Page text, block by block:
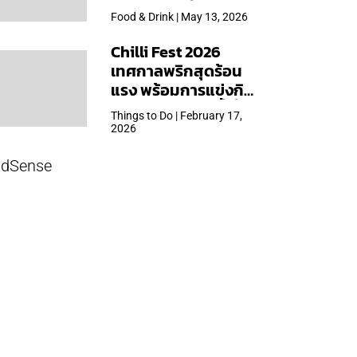
ใหญ่สุดเท่าที่เคยจัดมา
Food & Drink | May 13, 2026
Chilli Fest 2026
เทศกาลพริกสุดร้อน
แรง พร้อมการแข่งกิน
พริก จัด 28 มี.ค.นี้ ที่โรง
แรมคิมป์ตัน มาลัยฯ
Things to Do | February 17,
2026